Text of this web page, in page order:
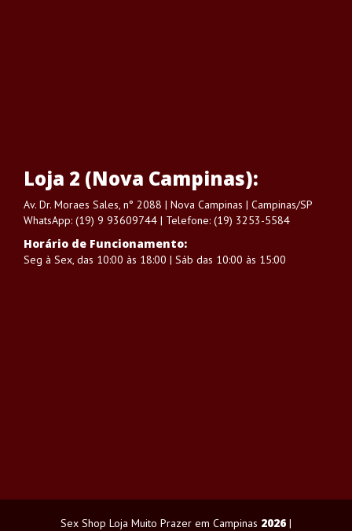
Loja 2 (Nova Campinas):
Av. Dr. Moraes Sales, n° 2088 | Nova Campinas | Campinas/SP
WhatsApp: (19) 9 93609744 | Telefone: (19) 3253-5584
Horário de Funcionamento:
Seg à Sex, das 10:00 às 18:00 | Sáb das 10:00 às 15:00
Sex Shop Loja Muito Prazer em Campinas 2026 |